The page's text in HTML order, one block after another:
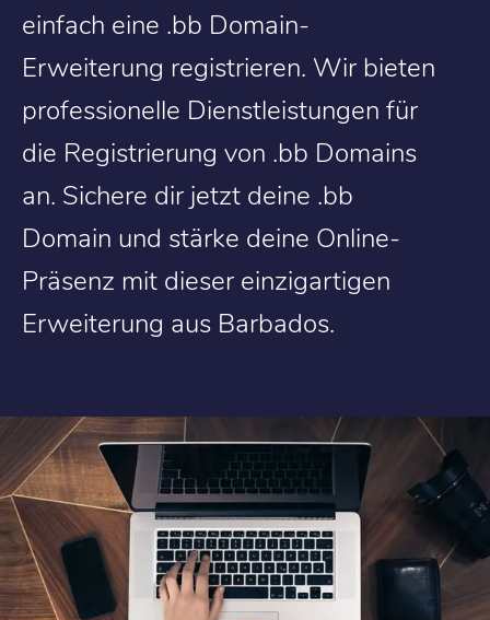
einfach eine .bb Domain-
Erweiterung registrieren. Wir bieten
professionelle Dienstleistungen für
die Registrierung von .bb Domains
an. Sichere dir jetzt deine .bb
Domain und stärke deine Online-
Präsenz mit dieser einzigartigen
Erweiterung aus Barbados.